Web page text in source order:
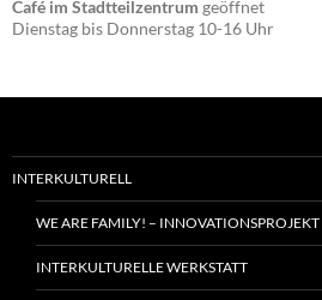
Café im Stadtteilzentrum geöffnet
Dienstag bis Donnerstag 10-16 Uhr
INTERKULTURELL
WE ARE FAMILY! – INNOVATIONSPROJEKT
INTERKULTURELLE WERKSTATT